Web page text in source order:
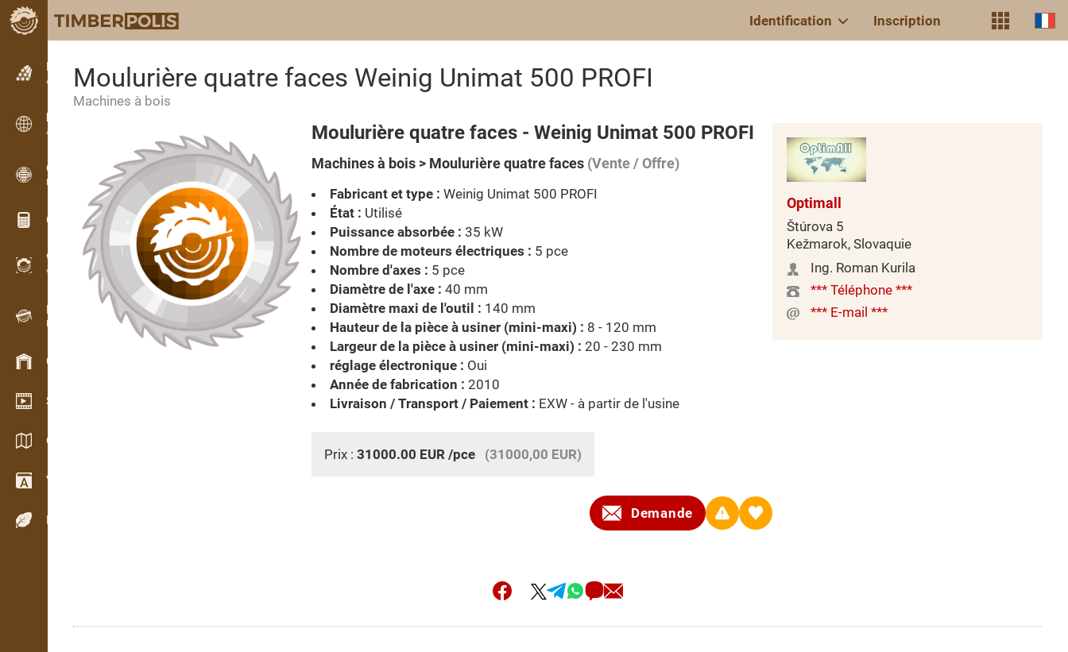
Identification Inscription
Petites annonces
Annonces texte
Petites annonces
Annonces internationales
OPTI-TIMB
Plans de débit
Calculateurs pour le bois
WoodProfi
Volume de bois avec IA
Enregistreur
Inventaire du bois sur le terrain
Gestion du stock
Schowroom vidéo
Catalogues / Brochures
Vocabulaire
Espèces de bois
Moulurière quatre faces Weinig Unimat 500 PROFI
Machines à bois
Moulurière quatre faces - Weinig Unimat 500 PROFI
Machines à bois > Moulurière quatre faces (Vente / Offre)
Fabricant et type : Weinig Unimat 500 PROFI
État : Utilisé
Puissance absorbée : 35 kW
Nombre de moteurs électriques : 5 pce
Nombre d'axes : 5 pce
Diamètre de l'axe : 40 mm
Diamètre maxi de l'outil : 140 mm
Hauteur de la pièce à usiner (mini-maxi) : 8 - 120 mm
Largeur de la pièce à usiner (mini-maxi) : 20 - 230 mm
réglage électronique : Oui
Année de fabrication : 2010
Livraison / Transport / Paiement : EXW - à partir de l'usine
Prix : 31000.00 EUR /pce (31000,00 EUR)
Demande
Optimall
Štúrova 5
Kežmarok, Slovaquie
Ing. Roman Kurila
*** Téléphone ***
*** E-mail ***